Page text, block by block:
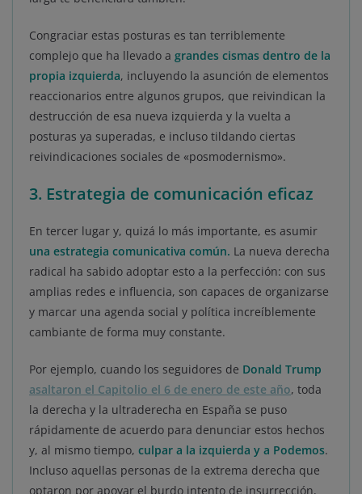
Congraciar estas posturas es tan terriblemente
complejo que ha llevado a grandes cismas dentro de la
propia izquierda, incluyendo la asunción de elementos
reaccionarios entre algunos grupos, que reivindican la
destrucción de esa nueva izquierda y la vuelta a
posturas ya superadas, e incluso tildando ciertas
reivindicaciones sociales de «posmodernismo».
3. Estrategia de comunicación eficaz
En tercer lugar y, quizá lo más importante, es asumir
una estrategia comunicativa común. La nueva derecha
radical ha sabido adoptar esto a la perfección: con sus
amplias redes e influencia, son capaces de organizarse
y marcar una agenda social y política increíblemente
cambiante de forma muy constante.
Por ejemplo, cuando los seguidores de Donald Trump
asaltaron el Capitolio el 6 de enero de este año, toda
la derecha y la ultraderecha en España se puso
rápidamente de acuerdo para denunciar estos hechos
y, al mismo tiempo, culpar a la izquierda y a Podemos.
Incluso aquellas personas de la extrema derecha que
optaron por apoyar el burdo intento de insurrección,